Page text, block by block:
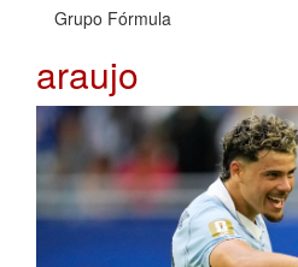
Grupo Fórmula
araujo